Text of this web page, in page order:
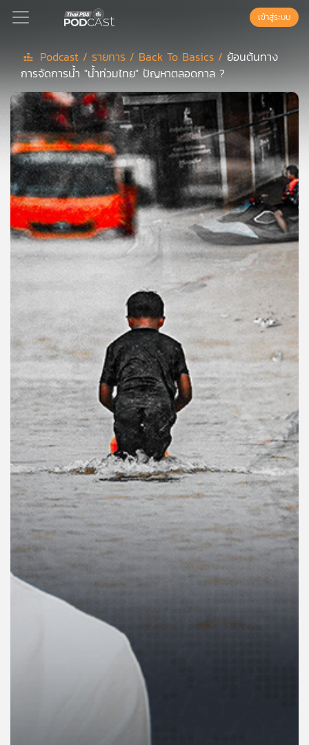
Podcast
เพล
ย์
ลิ
สต์
แนะนำ
เพล
ย์
สต์
คุณ
เพลง
บทความ
ข่าว
และ
กิจกรรม
เกี่ยว
เรา
เข้าสู่ระบบ
Podcast / รายการ / Back To Basics / ย้อนต้นทาง
การจัดการน้ำ "น้ำท่วมไทย" ปัญหาตลอดกาล ?